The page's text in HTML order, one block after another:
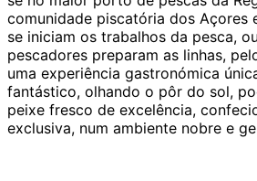
comunidade piscatória dos Açores
se iniciam os trabalhos da pesca,
pescadores preparam as linhas,
uma experiência gastronómica
fantástico, olhando o pôr do sol,
peixe fresco de excelência,
exclusiva, num ambiente nobre e